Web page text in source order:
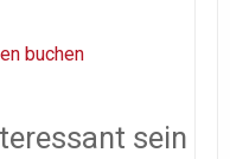
buchen
sein